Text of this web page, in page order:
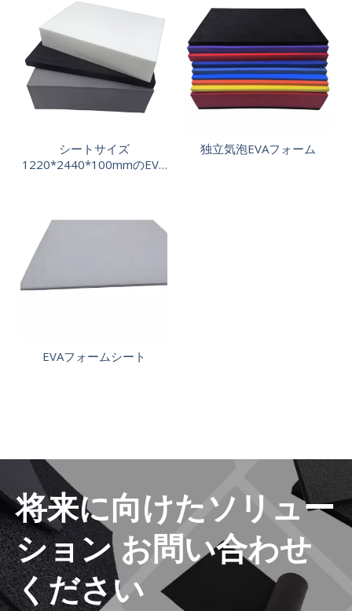
シートサイズ
1220*2440*100mmのEVA
独立気泡EVAフォーム
EVAフォームシート
将来に向けたソリュー
ション お問い合わせ
ください